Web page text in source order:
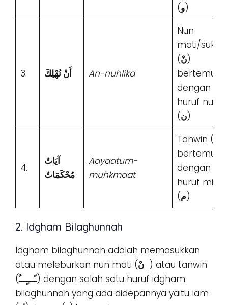
(ﻭ)
3. أَنْ نُهْلِكَ An-nuhlika
Nun
mati/sukun
(نْ)
bertemu
dengan
huruf nun
(ن)
4.
آيَاتٌ
مُحْكَمَاتٌ
Aayaatum-
muhkmaat
Tanwin (
bertemu
dengan
huruf mim
(م)
2. Idgham Bilaghunnah
Idgham bilaghunnah adalah memasukkan
atau meleburkan nun mati (نْ ) atau tanwin
(ـًـــٍـــٌ) dengan salah satu huruf idgham
bilaghunnah yang ada didepannya yaitu lam